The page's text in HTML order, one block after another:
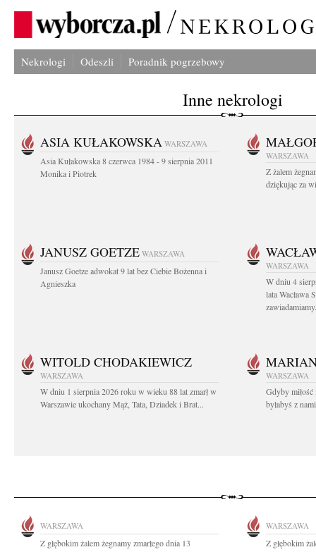
Nekrologi Odeszli Poradnik pogrzebowy
Inne nekrologi
ASIA KUŁAKOWSKA WARSZAWA
Asia Kułakowska 8 czerwca 1984 - 9 sierpnia 2011
Monika i Piotrek
WARSZAWA
Z żalem
dziękując za
JANUSZ GOETZE WARSZAWA
Janusz Goetze adwokat 9 lat bez Ciebie Bożenna i
Agnieszka
WARSZAWA
W dniu 4
lata Wacława
WITOLD CHODAKIEWICZ
WARSZAWA
W dniu 1 sierpnia 2026 roku w wieku 88 lat zmarł w
Warszawie ukochany Mąż, Tata, Dziadek i Brat...
WARSZAWA
Gdyby miłość
byłabyś z
WARSZAWA
Z głębokim żalem żegnamy zmarłego dnia 13
WARSZAWA
Z głębokim